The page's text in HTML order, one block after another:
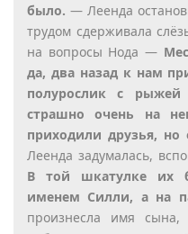
было. — Леенда
трудом сдерживала
на вопросы Нода —
да, два назад к нам
полурослик с рыжей
страшно очень на
приходили друзья,
Леенда задумалась,
В той шкатулке их
именем Силли, а на
произнесла имя